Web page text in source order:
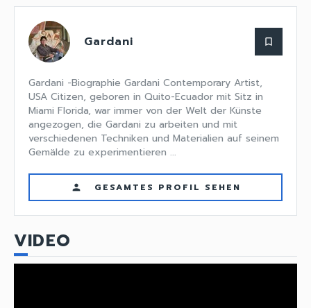
Gardani bookmark_border
Gardani -Biographie Gardani Contemporary Artist,
USA Citizen, geboren in Quito-Ecuador mit Sitz in
Miami Florida, war immer von der Welt der Künste
angezogen, die Gardani zu arbeiten und mit
verschiedenen Techniken und Materialien auf seinem
Gemälde zu experimentieren ...
person GESAMTES PROFIL SEHEN
VIDEO